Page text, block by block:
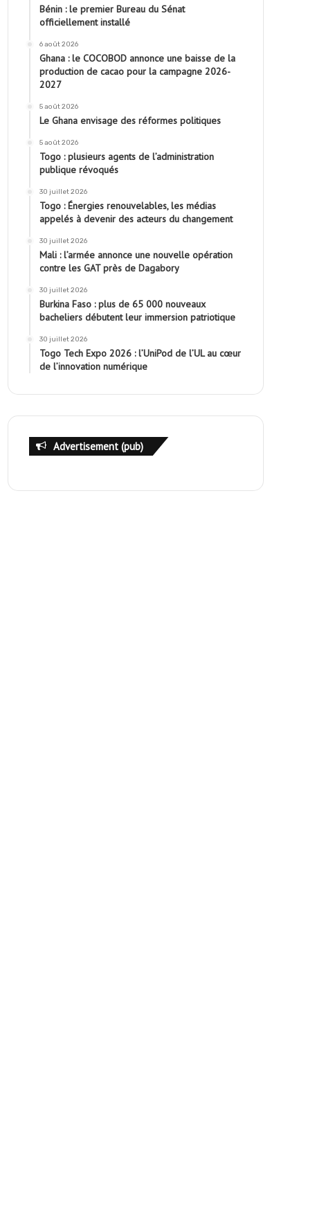
Bénin : le premier Bureau du Sénat
officiellement installé
6 août 2026
Ghana : le COCOBOD annonce une baisse de la
production de cacao pour la campagne 2026-
2027
5 août 2026
Le Ghana envisage des réformes politiques
5 août 2026
Togo : plusieurs agents de l’administration
publique révoqués
30 juillet 2026
Togo : Énergies renouvelables, les médias
appelés à devenir des acteurs du changement
30 juillet 2026
Mali : l’armée annonce une nouvelle opération
contre les GAT près de Dagabory
30 juillet 2026
Burkina Faso : plus de 65 000 nouveaux
bacheliers débutent leur immersion patriotique
30 juillet 2026
Togo Tech Expo 2026 : l’UniPod de l’UL au cœur
de l’innovation numérique
Advertisement (pub)